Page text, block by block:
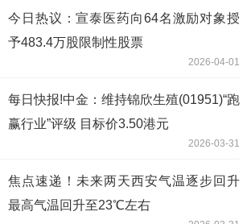
今日热议：宣泰医药向64名激励对象授
予483.4万股限制性股票
2026-04-01
每日快报!中金：维持锦欣生殖(01951)“跑
赢行业”评级 目标价3.50港元
2026-03-31
焦点速递！未来两天西安气温逐步回升
最高气温回升至23℃左右